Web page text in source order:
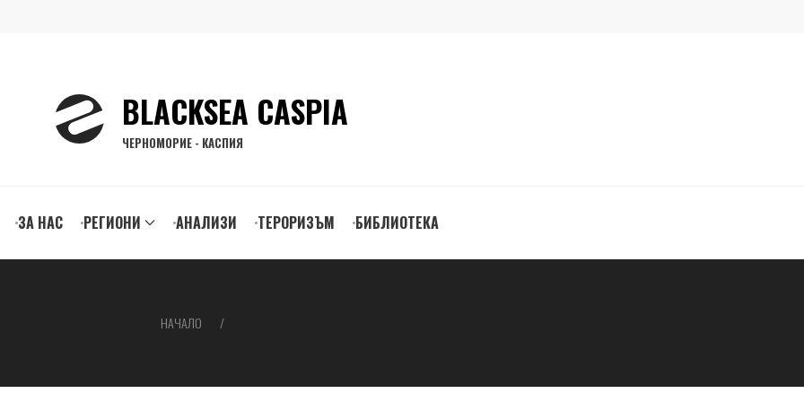
BLACKSEA CASPIA
ЧЕРНОМОРИЕ - КАСПИЯ
ЗА НАС РЕГИОНИ АНАЛИЗИ ТЕРОРИЗЪМ БИБЛИОТЕКА
НАЧАЛО